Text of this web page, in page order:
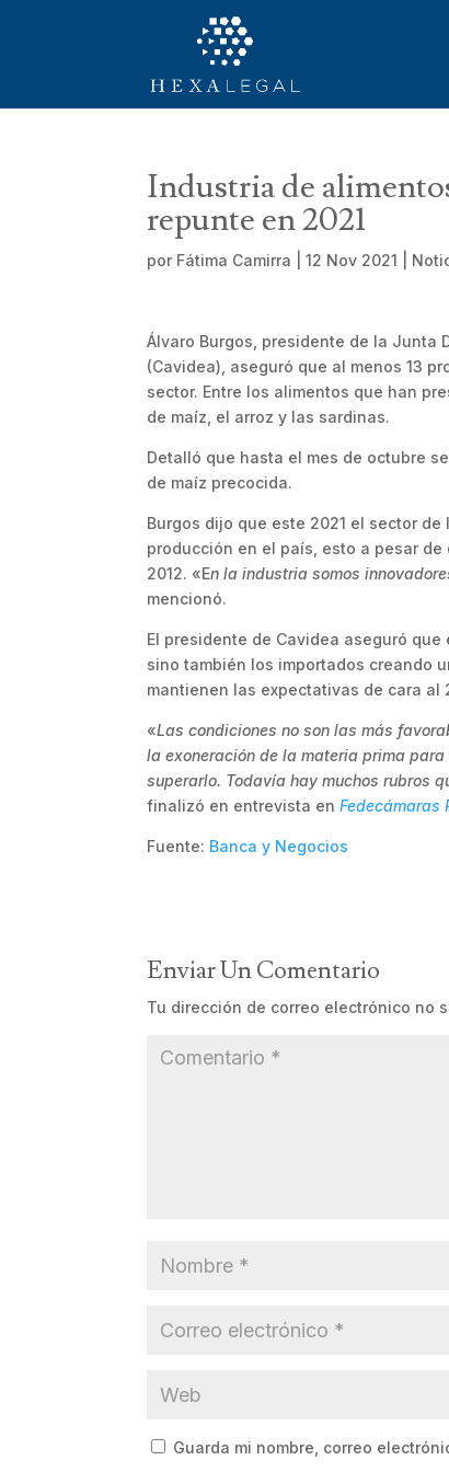
Industria de
repunte en 2021
por Fátima Camirra |12 Nov 2021
Álvaro Burgos, presidente de la Junta
(Cavidea), aseguró que al menos 13
sector. Entre los alimentos que han
de maíz, el arroz y las sardinas.
Detalló que hasta el mes de octubre
de maíz precocida.
Burgos dijo que este 2021 el sector
producción en el país, esto a pesar
2012. «En la industria somos
mencionó.
El presidente de Cavidea aseguró
sino también los importados creando
mantienen las expectativas de cara al
«Las condiciones no son las más
la exoneración de la materia prima
superarlo. Todavía hay muchos rubros
finalizó en entrevista enFedecámaras
Fuente: Banca y Negocios
Enviar Un Comentario
Tu dirección de correo electrónico no
Guarda mi nombre, correo